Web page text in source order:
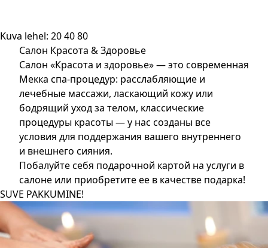
Kuva lehel: 204080
Салон Красота & Здоровье
Салон «Красота и здоровье» — это современная
Мекка спа-процедур: расслабляющие и
лечебные массажи, ласкающий кожу или
бодрящий уход за телом, классические
процедуры красоты — у нас созданы все
условия для поддержания вашего внутреннего
и внешнего сияния.
Побалуйте себя подарочной картой на услуги в
салоне или приобретите ее в качестве подарка!
SUVE PAKKUMINE!